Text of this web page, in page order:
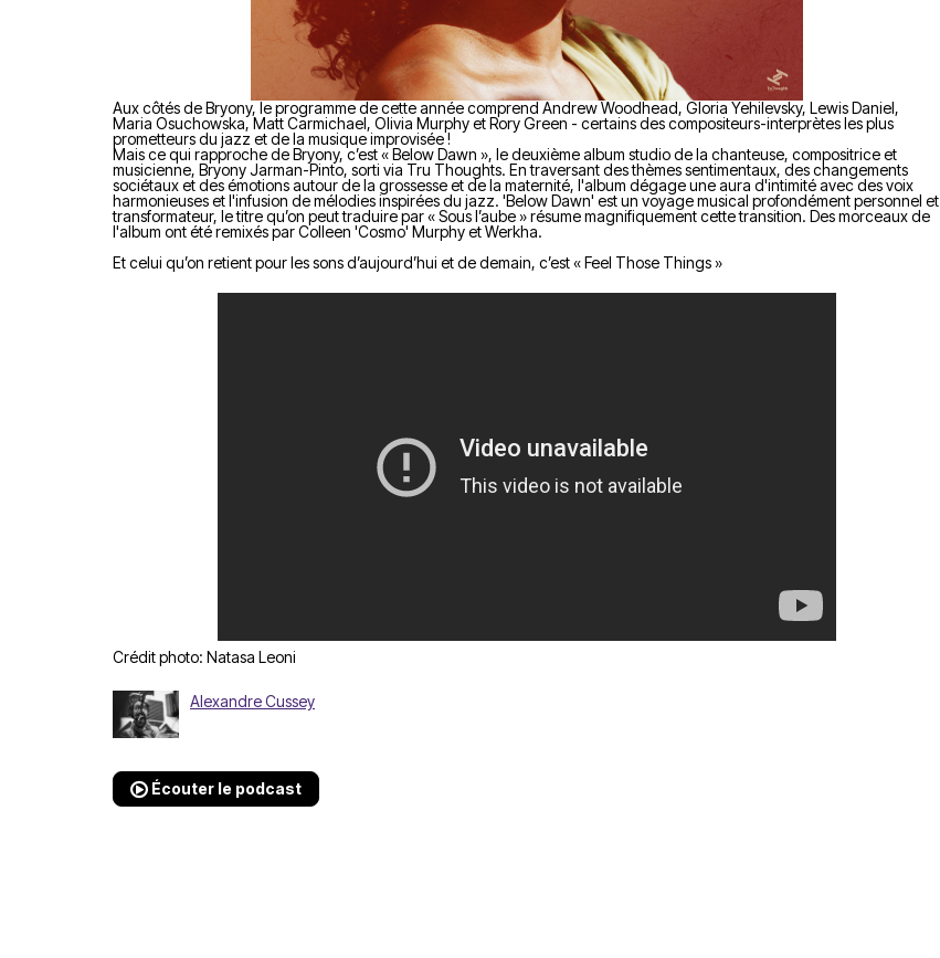
Aux côtés de Bryony, le programme de cette année comprend Andrew Woodhead, Gloria Yehilevsky, Lewis Daniel,
Maria Osuchowska, Matt Carmichael, Olivia Murphy et Rory Green - certains des compositeurs-interprètes les plus
prometteurs du jazz et de la musique improvisée !
Mais ce qui rapproche de Bryony, c’est « Below Dawn », le deuxième album studio de la chanteuse, compositrice et
musicienne, Bryony Jarman-Pinto, sorti via Tru Thoughts. En traversant des thèmes sentimentaux, des changements
sociétaux et des émotions autour de la grossesse et de la maternité, l'album dégage une aura d'intimité avec des voix
harmonieuses et l'infusion de mélodies inspirées du jazz. 'Below Dawn' est un voyage musical profondément personnel et
transformateur, le titre qu’on peut traduire par « Sous l’aube » résume magnifiquement cette transition. Des morceaux de
l'album ont été remixés par Colleen 'Cosmo' Murphy et Werkha.
Et celui qu’on retient pour les sons d’aujourd’hui et de demain, c’est « Feel Those Things »
Crédit photo: Natasa Leoni
Alexandre Cussey
Écouter le podcast